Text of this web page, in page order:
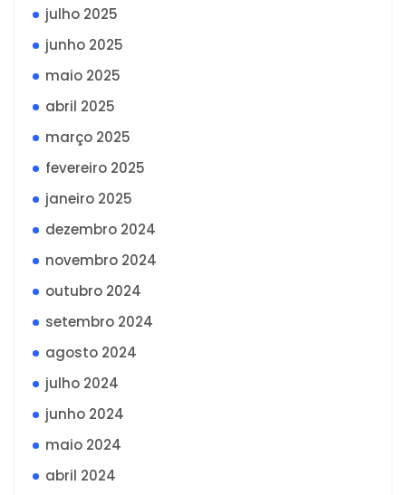
julho 2025
junho 2025
maio 2025
abril 2025
março 2025
fevereiro 2025
janeiro 2025
dezembro 2024
novembro 2024
outubro 2024
setembro 2024
agosto 2024
julho 2024
junho 2024
maio 2024
abril 2024